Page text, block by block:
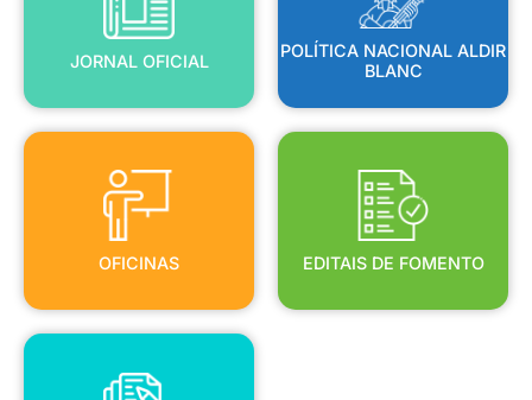
JORNAL OFICIAL
POLÍTICA NACIONAL ALDIR
BLANC
OFICINAS
OFICINAS
EDITAIS DE FOMENTO
EDITAIS DE FOMENTO
PORTARIAS